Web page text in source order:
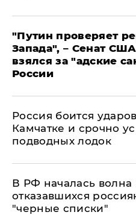
"Путин проверяет
Запада", – Сенат
взялся за "адские
России
Россия боится
Камчатке и срочно
подводных лодок
​В РФ началась волна
отказавшихся
"черные списки"